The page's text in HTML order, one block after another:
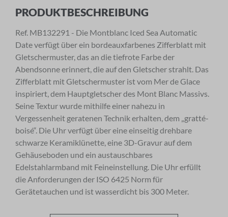
PRODUKTBESCHREIBUNG
Ref. MB132291 - Die Montblanc Iced Sea Automatic
Date verfügt über ein bordeauxfarbenes Zifferblatt mit
Gletschermuster, das an die tiefrote Farbe der
Abendsonne erinnert, die auf den Gletscher strahlt. Das
Zifferblatt mit Gletschermuster ist vom Mer de Glace
inspiriert, dem Hauptgletscher des Mont Blanc Massivs.
Seine Textur wurde mithilfe einer nahezu in
Vergessenheit geratenen Technik erhalten, dem „gratté-
boisé“. Die Uhr verfügt über eine einseitig drehbare
schwarze Keramiklünette, eine 3D-Gravur auf dem
Gehäuseboden und ein austauschbares
Edelstahlarmband mit Feineinstellung. Die Uhr erfüllt
die Anforderungen der ISO 6425 Norm für
Gerätetauchen und ist wasserdicht bis 300 Meter.
Melden Sie sich zu unserem Newsletter an.
Anrede
Vorname
Nachname